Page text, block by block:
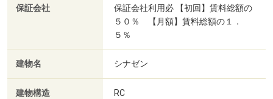
保証会社
保証会社利用必 【初回】賃料総額の
５０％ 【月額】賃料総額の１．
５％
建物名 シナゼン
建物構造 RC